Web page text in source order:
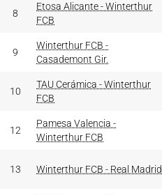
8
Etosa Alicante - Winterthur
FCB
9
Winterthur FCB -
Casademont Gir.
10
TAU Cerámica - Winterthur
FCB
12
Pamesa Valencia -
Winterthur FCB
13 Winterthur FCB - Real Madrid